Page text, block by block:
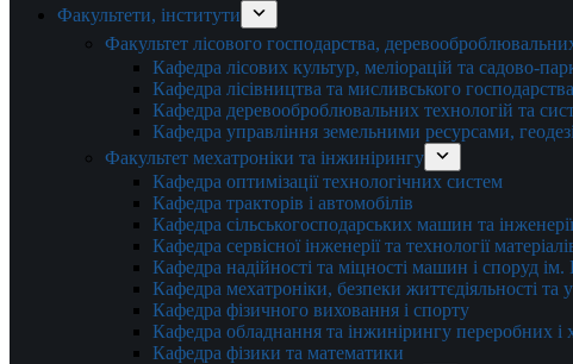
Факультети, інститути
Факультет лісового господарства,
Кафедра лісових культур, меліорацій та садово-
Кафедра лісівництва та мисливського господарства
Кафедра деревооброблювальних технологій та
Кафедра управління земельними ресурсами,
Факультет мехатроніки та інжинірингу
Кафедра оптимізації технологічних систем
Кафедра тракторів і автомобілів
Кафедра сільськогосподарських машин та
Кафедра cервісної інженерії та технології
Кафедра надійності та міцності машин і споруд
Кафедра мехатроніки, безпеки життєдіяльності та
Кафедра фізичного виховання і спорту
Кафедра обладнання та інжинірингу переробних і
Кафедра фізики та математики